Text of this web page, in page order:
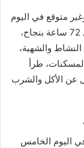
متوقع في اليوم
الخامس من إجراء عملية التعقيم، فبعد مرور أول 72 ساعة بنجاح،
والشهية،
طرأ
عن الأكل والشرب
اليوم الخامس